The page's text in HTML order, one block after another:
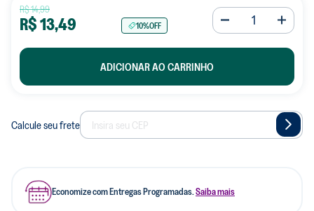
R$14,99
R$13,49 10%OFF
ADICIONAR AO CARRINHO
Calcule seu frete
Economize com Entregas Programadas.Saiba mais